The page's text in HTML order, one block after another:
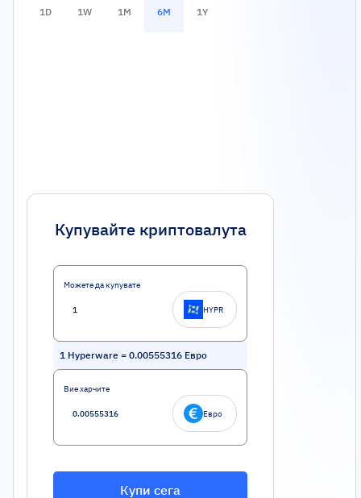
1D 1W 1M 6M 1Y
Купувайте криптовалута
Можете да купувате
HYPR
1 Hyperware = 0.00555316 Евро
Вие харчите
Евро
Купи сега